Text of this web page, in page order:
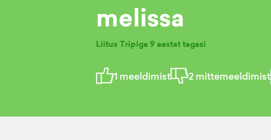
melissa
Liitus Tripiga 9 aastat tagasi
1 meeldimist 2mittemeeldimist